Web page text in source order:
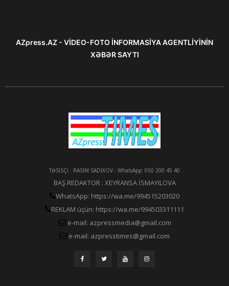
AZpress.AZ - VİDEO-FOTO İNFORMASİYA AGENTLİYİNİN
XƏBƏR SAYTI
TƏSİSÇİ : RASİM SADIXOV - WhatsApp: 050 200 45 40
BAŞ REDAKTOR : XEYRANSA İSMAYILOVA
WhatsApp: https://wa.me/994515203020
REKLAM üçün: https://wa.me/994503311111
e-mail: azpressmedia@gmail.com
e-mail: azpresstimes@gmail.com